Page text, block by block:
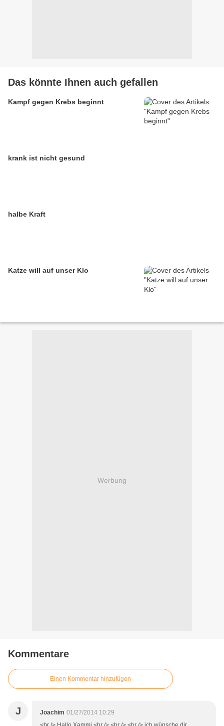
Das könnte Ihnen auch gefallen
Kampf gegen Krebs beginnt
krank ist nicht gesund
halbe Kraft
Katze will auf unser Klo
Werbung
Kommentare
Einen Kommentar hinzufügen
J Joachim 01/27/2014 10:29